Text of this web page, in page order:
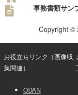
事務書類サン
Copyright ©
お役立ちリンク（画像収
集関連）
ODAN